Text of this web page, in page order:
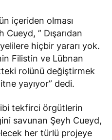
içeriden olması
” Dışarıdan
hiçbir yararı yok.
Filistin ve Lübnan
rolünü değiştirmek
yayıyor” dedi.
tekfirci örgütlerin
savunan Şeyh Cueyd,
her türlü projeye